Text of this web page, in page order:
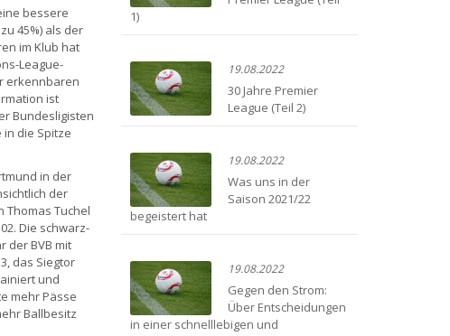
bessere
45%) als der
im Klub hat
League-
erkennbaren
ist
Bundesligisten
die Spitze
in der
der
Thomas Tuchel
Die schwarz-
der BVB mit
das Siegtor
und
mehr Pässe
Ballbesitz
1)
19.08.2022
30 Jahre Premier
League (Teil 2)
19.08.2022
Was uns in der
Saison 2021/22
begeistert hat
19.08.2022
Gegen den Strom:
Über Entscheidungen
in einer schnelllebigen und